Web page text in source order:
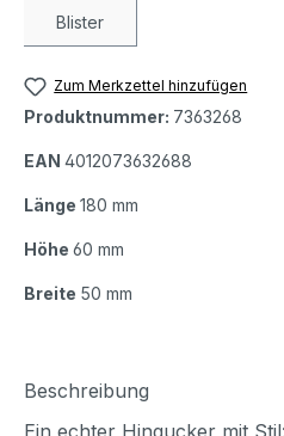
Blister
Zum Merkzettel hinzufügen
Produktnummer: 7363268
EAN 4012073632688
Länge 180 mm
Höhe 60 mm
Breite 50 mm
Beschreibung